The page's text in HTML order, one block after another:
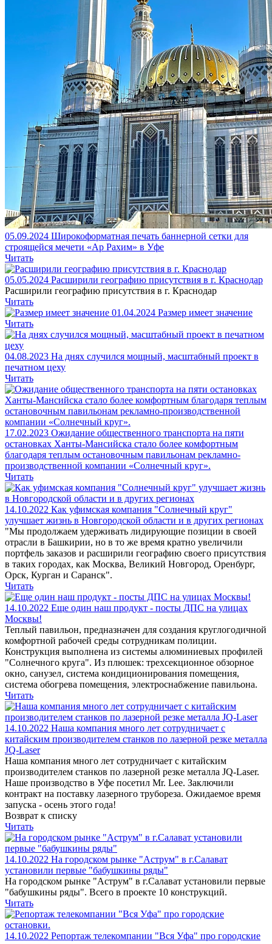
05.09.2024 Широкоформатная печать баннерной сетки для
строящейся мечети «Ар Рахим» в Уфе
Читать
05.05.2024 Расширили географию присутствия в г. Краснодар
Расширили географию присутствия в г. Краснодар
Читать
01.04.2024 Размер имеет значение
Читать
04.08.2023 На днях случился мощный, масштабный проект в
печатном цеху
Читать
17.02.2023 Ожидание общественного транспорта на пяти
остановках Ханты-Мансийска стало более комфортным
благодаря теплым остановочным павильонам рекламно-
производственной компании «Солнечный круг».
Читать
14.10.2022 Как уфимская компания "Солнечный круг"
улучшает жизнь в Новгородской области и в других регионах
"Мы продолжаем удерживать лидирующие позиции в своей
отрасли в Башкирии, но в то же время кратно увеличили
портфель заказов и расширили географию своего присутствия
в таких городах, как Москва, Великий Новгород, Оренбург,
Орск, Курган и Саранск".
Читать
14.10.2022 Еще один наш продукт - посты ДПС на улицах
Москвы!
Теплый павильон, предназначен для создания круглогодичной
комфортной рабочей среды сотрудникам полиции.
Конструкция выполнена из системы алюминиевых профилей
"Солнечного круга". Из плюшек: трехсекционное обзорное
окно, санузел, система кондиционирования помещения,
система обогрева помещения, электроснабжение павильона.
Читать
14.10.2022 Наша компания много лет сотрудничает с
китайским производителем станков по лазерной резке металла
JQ-Laser
Наша компания много лет сотрудничает с китайским
производителем станков по лазерной резке металла JQ-Laser.
Наше производство в Уфе посетил Mr. Lee. Заключили
контракт на поставку лазерного трубореза. Ожидаемое время
запуска - осень этого года!
Возврат к списку
Читать
14.10.2022 На городском рынке "Аструм" в г.Салават
установили первые "бабушкины ряды"
На городском рынке "Аструм" в г.Салават установили первые
"бабушкины ряды". Всего в проекте 10 конструкций.
Читать
14.10.2022 Репортаж телекомпании "Вся Уфа" про городские